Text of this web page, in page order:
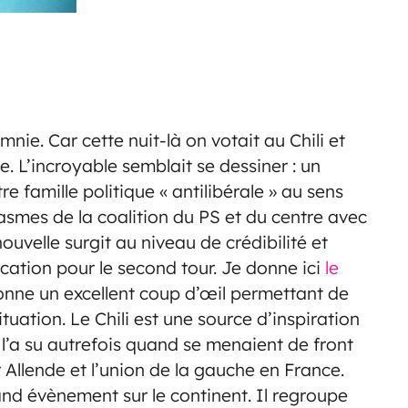
Car cette nuit-là on votait au Chili et
L’incroyable semblait se dessiner : un
famille politique « antilibérale » au sens
de la coalition du PS et du centre avec
surgit au niveau de crédibilité et
pour le second tour. Je donne ici le
un excellent coup d’œil permettant de
Le Chili est une source d’inspiration
su autrefois quand se menaient de front
et l’union de la gauche en France.
évènement sur le continent. Il regroupe